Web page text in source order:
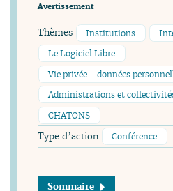
Avertissement
Thèmes Institutions
Le Logiciel Libre
Vie privée - données
Administrations et
CHATONS
Type d’action Conférence
Sommaire